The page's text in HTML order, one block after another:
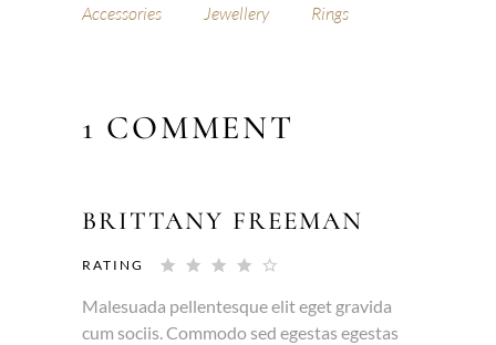
Accessories Jewellery Rings
1 COMMENT
BRITTANY FREEMAN
RATING
Malesuada pellentesque elit eget gravida
cum sociis. Commodo sed egestas egestas